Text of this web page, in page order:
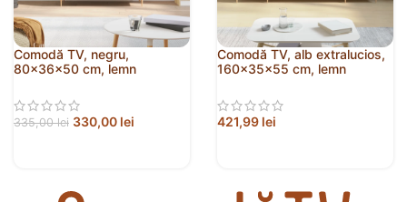
Comodă TV, negru,
80x36x50 cm, lemn
335,00lei 330,00 lei
Comodă TV, alb extralucios,
160x35x55 cm, lemn
421,99 lei